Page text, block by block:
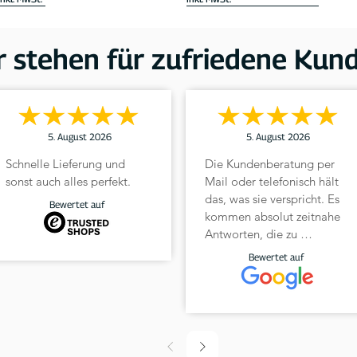
Schnellansicht
DaheimLaden Wallbox Doppel-
Standfuß
StandardpreisSale-Preis
299,00 €
MwSt.
Schnellansicht
DaheimLaden LastManager
Preis
499,00 €
Schnellansicht
Typ 2 Ladekabel für E-Autos
und Hybridfahrzeuge | 22kW
StandardpreisSale-Preis
229,00 €
MwSt.
Schnellansicht
DaheimLader Smart PRO+
11kW Wallbox ohne Ladekabel
Standardpreis
749,00 € 699,00 €
Sale-Preis
stehen für zufriedene
5. August 2026
Schnelle Lieferung und
sonst auch alles perfekt.
Bewertet auf
5. August 2026
Die Kundenberatung per
Mail oder telefonisch hält
das, was sie verspricht. Es
kommen absolut zeitnahe
Antworten, die zu
gebrauchen sind, wie in
meinem Fall durch Frau
Heinemann.
Bewertet auf